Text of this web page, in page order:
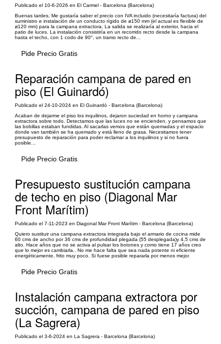
Publicado el 10-6-2026 en El Carmel - Barcelona (Barcelona)
Buenas tardes, Me gustaría saber el precio con IVA incluido (necesitaría factura) del
suministro e instalación de un conducto rígido de ø150 mm (el actual es flexible de
ø120 mm) para la campana extractora. La salida se realizaría al exterior, hacia el
patio de luces. La instalación consistiría en un recorrido recto desde la campana
hasta el techo, con 1 codo de 90°, un tramo recto de...
Pide Precio Gratis
Reparación campana de pared en
piso (El Guinardó)
Publicado el 24-10-2024 en El Guinardó - Barcelona (Barcelona)
Acaban de dejarme el piso los inquilinos, dejaron suciedad en horno y campana
extractora sobre todo. Detectamos que las luces no se encienden, y pensamos que
las bobillas estaban fundidas. Al sacarlas vemos que están quemadas y el espacio
donde van también se ha quemado y está lleno de grasa. Necesitamos tener
presupuesto de reparación para poder reclamar a los inquilinos y si no fuera
posible...
Pide Precio Gratis
Presupuesto sustitución campana
de techo en piso (Diagonal Mar
Front Marítim)
Publicado el 7-11-2023 en Diagonal Mar Front Marítim - Barcelona (Barcelona)
Quiero sustituir una campana extractora integrada bajo el armario de cocina mide
60 cms de ancho por 36 cms de profundidad plegada (55 desplegada)y 4,5 cms de
alto. Hace años que no se activa al pulsar los botones y como tiene 17 años creo
que lo mejor es cambiarla.. No me hace falta que sea nada potente ni eficiente
energéticamente, frito muy poco. Si fuese posible repararla por menos mejor.
Pide Precio Gratis
Instalación campana extractora por
succión, campana de pared en piso
(La Sagrera)
Publicado el 3-6-2024 en La Sagrera - Barcelona (Barcelona)